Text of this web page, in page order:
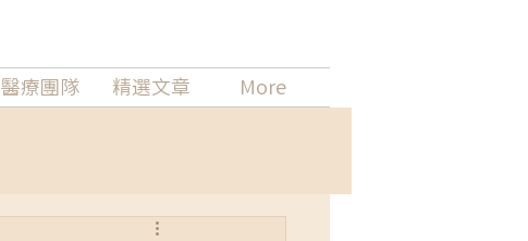
醫療團隊 精選文章 More